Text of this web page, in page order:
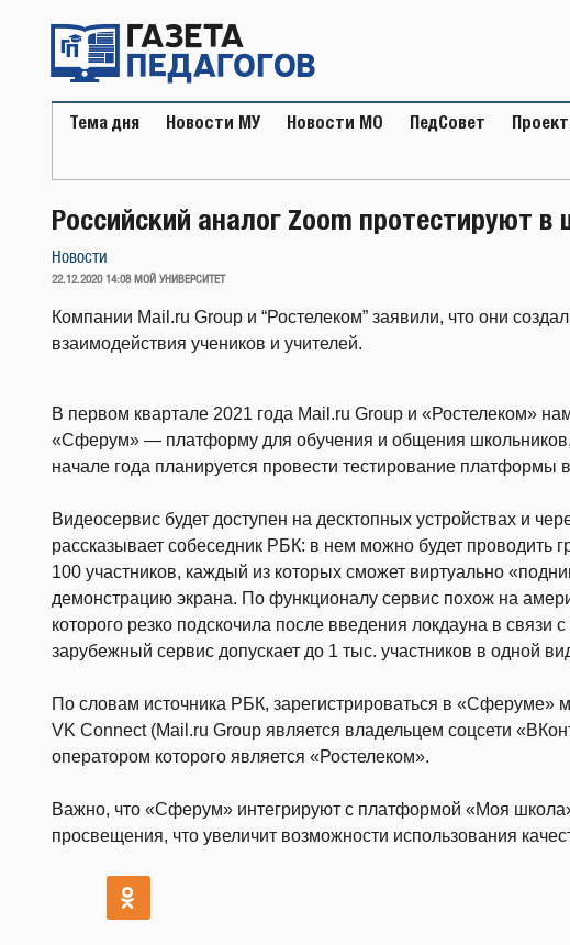
содержимому
Тема дня Новости МУ Новости МО ПедСовет
Российский аналог Zoom протестируют в
Новости
ОПУБЛИКОВАНО
22.12.2020 14:08 МОЙ УНИВЕРСИТЕТ
Компании Mail.ru Group и “Ростелеком” заявили, что они
взаимодействия учеников и учителей.
В первом квартале 2021 года Mail.ru Group и «Ростелеком»
«Сферум» — платформу для обучения и общения школьников,
начале года планируется провести тестирование платформы
Видеосервис будет доступен на десктопных устройствах и
рассказывает собеседник РБК: в нем можно будет проводить
100 участников, каждый из которых сможет виртуально
демонстрацию экрана. По функционалу сервис похож на
которого резко подскочила после введения локдауна в связи
зарубежный сервис допускает до 1 тыс. участников в одной
По словам источника РБК, зарегистрироваться в «Сферуме»
VK Connect (Mail.ru Group является владельцем соцсети
оператором которого является «Ростелеком».
Важно, что «Сферум» интегрируют с платформой «Моя
просвещения, что увеличит возможности использования